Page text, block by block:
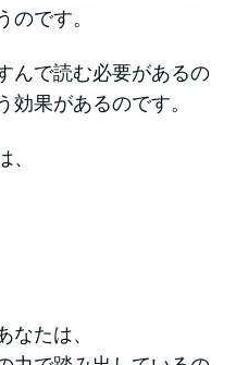
のです。
んで読む必要があるの
効果があるのです。
、
なたは、